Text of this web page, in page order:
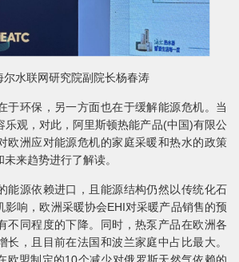
联网研究院副院长杨春涛
环保，另一方面也在于缓解能源危机。当
乐观，对此，阿里斯顿热能产品(中国)有限公
欧洲应对能源危机的家庭采暖和热水的政策
来趋势进行了解读。
源依赖进口，且能源结构仍然以传统化石
影响，欧洲采暖协会EHI对采暖产品销售的预
不同程度的下降。同时，热泵产品在欧洲各
长，且目前在法国和波兰家庭中占比最大。